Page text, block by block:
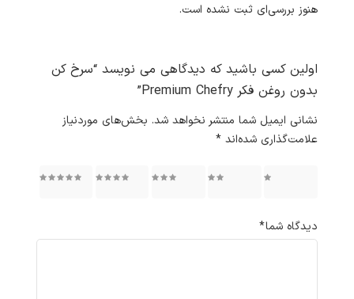
هنوز بررسی‌ای ثبت نشده است.
اولین کسی باشید که دیدگاهی می نویسد “سرخ کن
بدون روغن فکر Premium Chefry”
نشانی ایمیل شما منتشر نخواهد شد. بخش‌های موردنیاز
علامت‌گذاری شده‌اند *
۳ از ۵ ۴ از ۵ ۵ از ۵
دیدگاه شما*